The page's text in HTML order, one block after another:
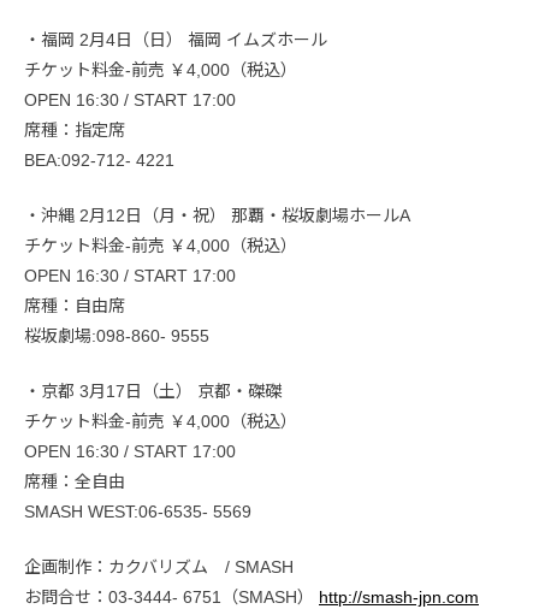
・福岡 2月4日（日） 福岡 イムズホール
チケット料金-前売 ￥4,000（税込）
OPEN 16:30 / START 17:00
席種：指定席
BEA:092-712- 4221
・沖縄 2月12日（月・祝） 那覇・桜坂劇場ホールA
チケット料金-前売 ￥4,000（税込）
OPEN 16:30 / START 17:00
席種：自由席
桜坂劇場:098-860- 9555
・京都 3月17日（土） 京都・磔磔
チケット料金-前売 ￥4,000（税込）
OPEN 16:30 / START 17:00
席種：全自由
SMASH WEST:06-6535- 5569
企画制作：カクバリズム / SMASH
お問合せ：03-3444- 6751（SMASH） http://smash-jpn.com